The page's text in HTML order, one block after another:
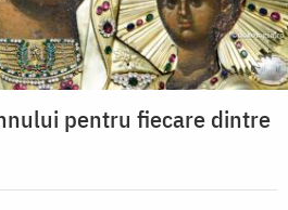
pentru fiecare dintre